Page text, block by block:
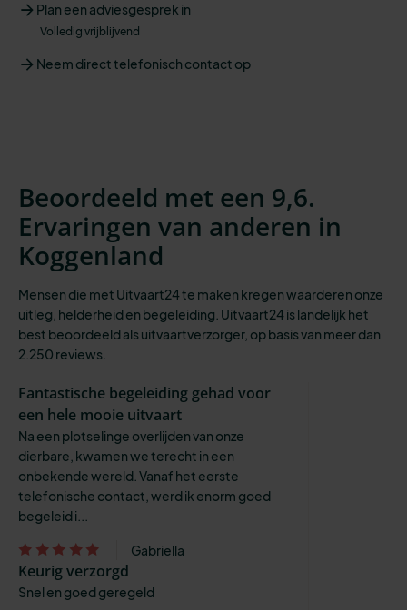
Plan een adviesgesprek in
Volledig vrijblijvend
Neem direct telefonisch contact op
Beoordeeld met een 9,6.
Ervaringen van anderen in
Koggenland
Mensen die met Uitvaart24 te maken kregen waarderen onze
uitleg, helderheid en begeleiding. Uitvaart24 is landelijk het
best beoordeeld als uitvaartverzorger, op basis van meer dan
2.250 reviews.
Fantastische begeleiding gehad voor
een hele mooie uitvaart
Na een plotselinge overlijden van onze
dierbare, kwamen we terecht in een
onbekende wereld. Vanaf het eerste
telefonische contact, werd ik enorm goed
begeleid i...
Gabriella
Keurig verzorgd
Snel en goed geregeld